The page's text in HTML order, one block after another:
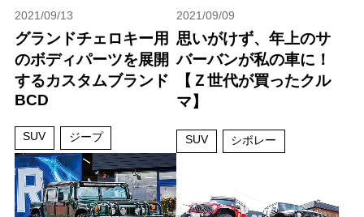
2021/09/13
グランドチェロキー用
のボディパーツを展開
するカスタムブランド
BCD
SUV ジープ
2021/09/09
思いがけず、年上のサ
バーバンが私の車に！
【Ｚ世代が買ったクル
マ】
SUV シボレー